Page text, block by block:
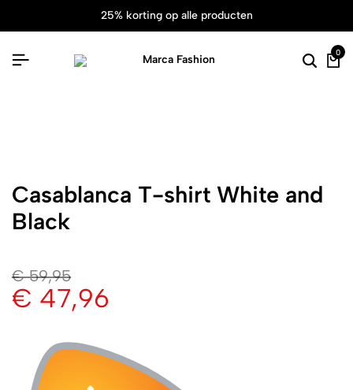
25% korting op alle producten
0
Casablanca T-shirt White and
Black
€59,95
€ 47,96